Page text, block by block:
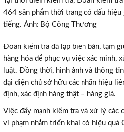
464 sản phẩm thời trang có dấu
tiếng. Ảnh: Bộ Công Thương
Đoàn kiểm tra đã lập biên bản, tạm
hàng hóa để phục vụ việc xác minh,
luật. Đồng thời, hình ảnh và thông
đại diện chủ sở hữu các nhãn hiệu
định, xác định hàng thật – hàng giả.
Việc đẩy mạnh kiểm tra và xử lý các
vi phạm nhằm triển khai có hiệu quả